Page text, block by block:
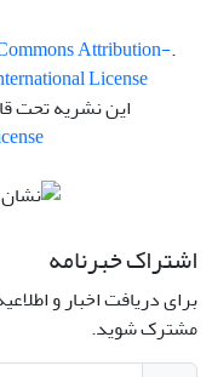
.This work is licensed under a
Attribution-
License
این نشریه تحت
اشتراک خبرنامه
برای دریافت اخبار و
مشترک شوید.